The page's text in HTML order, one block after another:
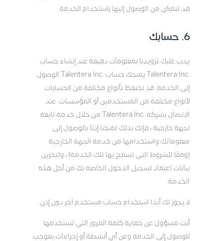
قد تتمكن من الوصول إليها باستخدام الخدمة.
6. حسابك
يجب عليك تزويدنا بمعلومات دقيقة عند إنشاء حساب
.Talentera Inc يمنحك حساب .Talentera Inc الوصول
إلى الخدمة. قد نحتفظ بأنواع مختلفة من الحسابات
لأنواع مختلفة من المستخدمين أو المؤسسات. عند
الاتصال بشركة .Talentera Inc من خلال خدمة تابعة
لجهة خارجية ، فإنك بذلك تمنحنا إذنًا بالوصول إلى
معلوماتك واستخدامها من خدمة الجهة الخارجية
(وفقًا للشروط التي تسمح بها تلك الخدمة) ، ولتخزين
بيانات اعتماد تسجيل الدخول الخاصة بك من أجل هذه
الخدمة.
لا يجوز لك أبدًا استخدام حساب مستخدم آخر دون إذن.
أنت مسؤول عن حماية كلمة المرور التي تستخدمها
للوصول إلى الخدمة وعن أي أنشطة أو إجراءات بموجب